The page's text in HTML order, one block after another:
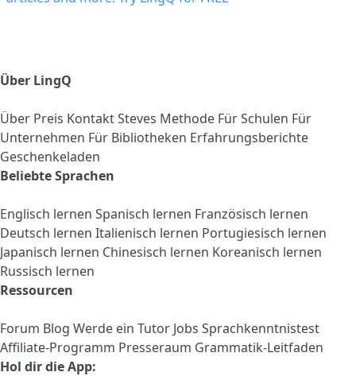
Über LingQ
Über Preis KontaktSteves Methode Für Schulen Für
Unternehmen Für Bibliotheken Erfahrungsberichte
Geschenkeladen
Beliebte Sprachen
Englisch lernen Spanisch lernen Französisch lernen
Deutsch lernen Italienisch lernen Portugiesisch lernen
Japanisch lernen Chinesisch lernen Koreanisch lernen
Russisch lernen
Ressourcen
Forum Blog Werde ein Tutor Jobs Sprachkenntnistest
Affiliate-Programm Presseraum Grammatik-Leitfaden
Hol dir die App: